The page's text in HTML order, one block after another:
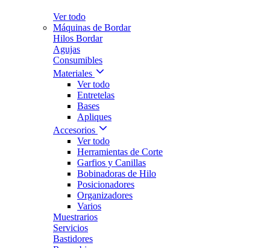
Ver todo
Máquinas de Bordar
Hilos Bordar
Agujas
Consumibles
Materiales
Ver todo
Entretelas
Bases
Apliques
Accesorios
Ver todo
Herramientas de Corte
Garfios y Canillas
Bobinadoras de Hilo
Posicionadores
Organizadores
Varios
Muestrarios
Servicios
Bastidores